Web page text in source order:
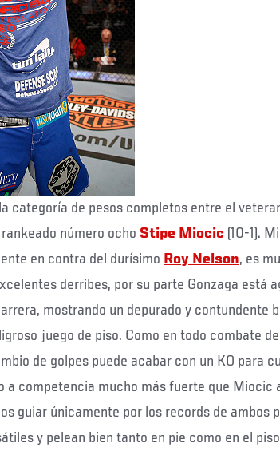
categoría de pesos completos entre el
rankeado número ocho Stipe Miocic (10-1).
en contra del durísimo Roy Nelson, es
derribes, por su parte Gonzaga está
mostrando un depurado y contundente
juego de piso. Como en todo combate
de golpes puede acabar con un KO para
a competencia mucho más fuerte que Miocic
guiar únicamente por los records de ambos
y pelean bien tanto en pie como en el